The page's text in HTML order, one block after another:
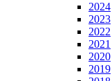
2024
2023
2022
2021
2020
2019